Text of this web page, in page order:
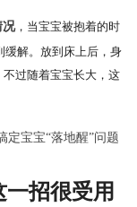
况，当宝宝被抱着的时
解。放到床上后，身
不过随着宝宝长大，这
招很受用